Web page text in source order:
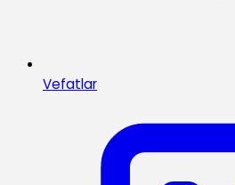
Vefatlar